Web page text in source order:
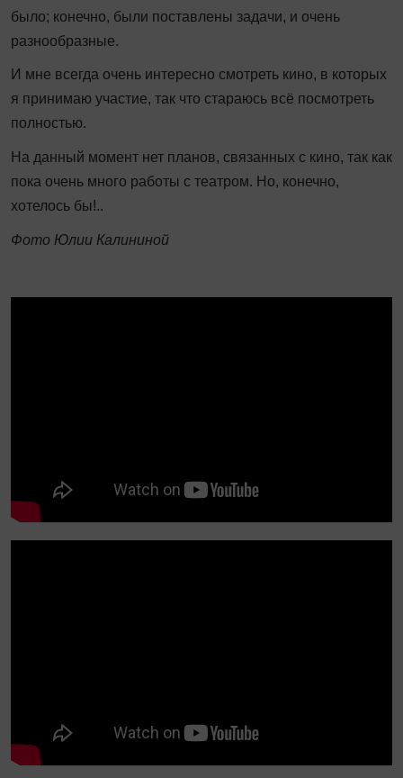
было; конечно, были поставлены задачи, и очень
разнообразные.
И мне всегда очень интересно смотреть кино, в которых
я принимаю участие, так что стараюсь всё посмотреть
полностью.
На данный момент нет планов, связанных с кино, так как
пока очень много работы с театром. Но, конечно,
хотелось бы!..
Фото Юлии Калининой